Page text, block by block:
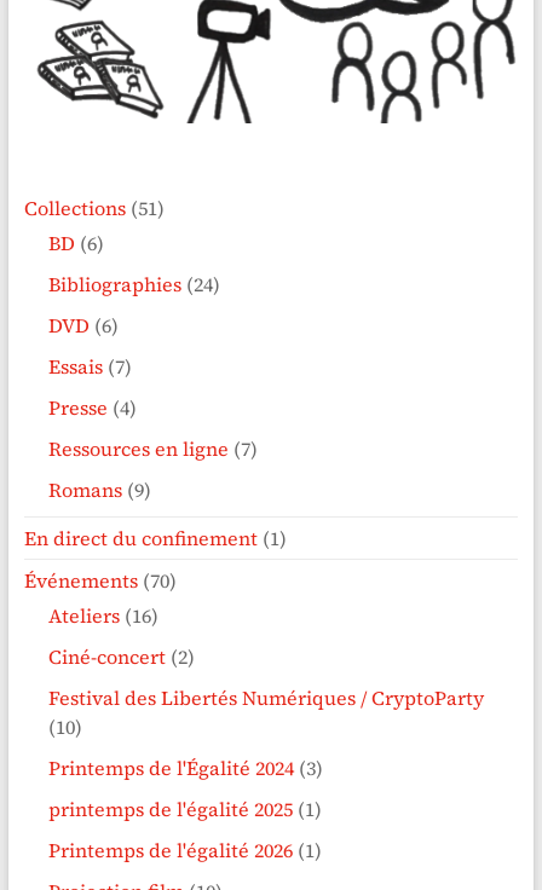
Collections(51)
BD (6)
Bibliographies(24)
DVD (6)
Essais(7)
Presse (4)
Ressources en ligne (7)
Romans(9)
En direct du confinement(1)
Événements(70)
Ateliers(16)
Ciné-concert(2)
Festival des Libertés Numériques / CryptoParty
(10)
Printemps de l'Égalité 2024(3)
printemps de l'égalité 2025(1)
Printemps de l'égalité 2026(1)